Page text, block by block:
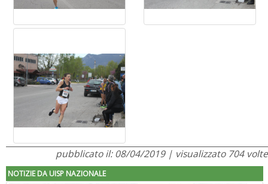
pubblicato il: 08/04/2019 | visualizzato 704 volte
NOTIZIE DA UISP NAZIONALE